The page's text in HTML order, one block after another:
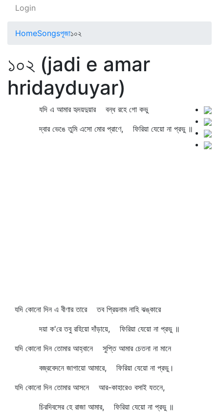
Login
HomeSongsপূজা১০২
১০২ (jadi e amar
hridayduyar)
যদি এ আমার হৃদয়দুয়ার বন্ধ রহে গো কভু
দ্বার ভেঙে তুমি এসো মোর প্রাণে, ফিরিয়া যেয়ো না প্রভু ॥
যদি কোনো দিন এ বীণার তারে তব প্রিয়নাম নাহি ঝঙ্কারে
দয়া ক'রে তবু রহিয়ো দাঁড়ায়ে, ফিরিয়া যেয়ো না প্রভু ॥
যদি কোনো দিন তোমার আহ্বানে সুপ্তি আমার চেতনা না মানে
বজ্রবেদনে জাগায়ো আমারে, ফিরিয়া যেয়ো না প্রভু।
যদি কোনো দিন তোমার আসনে আর-কাহারেও বসাই যতনে,
চিরদিবসের হে রাজা আমার, ফিরিয়া যেয়ো না প্রভু ॥